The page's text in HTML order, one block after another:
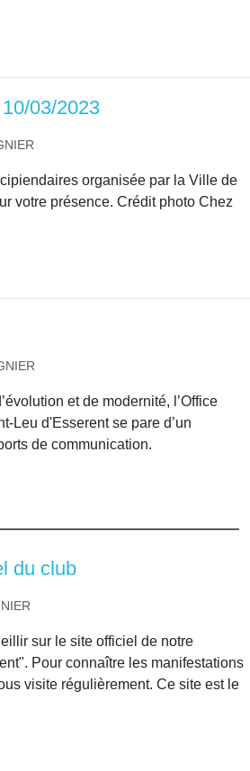
03/2023
organisée par la Ville de
votre présence. Crédit photo Chez
et de modernité, l’Office
Leu d'Esserent se pare d’un
de communication.
du club
sur le site officiel de notre
Pour connaître les manifestations
visite régulièrement. Ce site est le